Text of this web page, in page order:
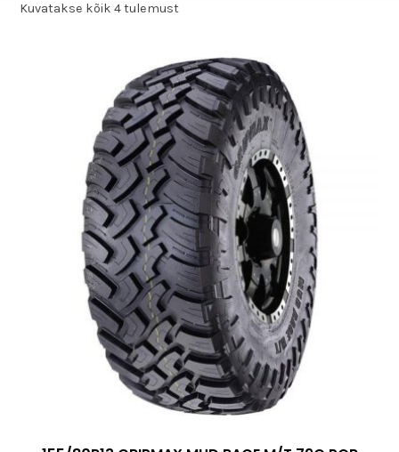
Kuvatakse kõik 4 tulemust